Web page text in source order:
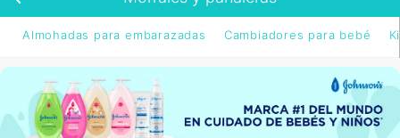
Almohadas para embarazadas Cambiadores para bebé